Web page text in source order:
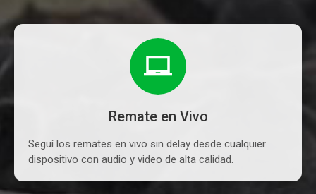
Remate en Vivo
Seguí los remates en vivo sin delay desde cualquier
dispositivo con audio y video de alta calidad.